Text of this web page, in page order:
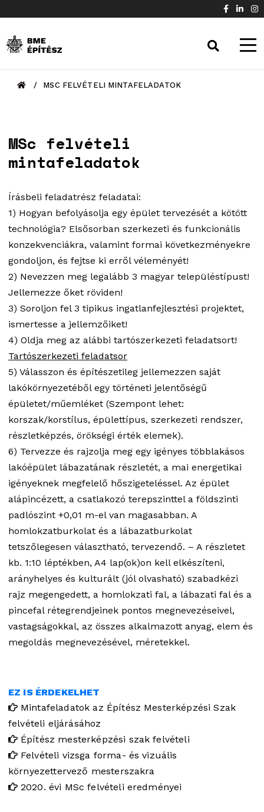
/ MSC FELVÉTELI MINTAFELADATOK
MSc felvételi
mintafeladatok
Írásbeli feladatrész feladatai:
1) Hogyan befolyásolja egy épület tervezését a kötött
technológia? Elsősorban szerkezeti és funkcionális
konzekvenciákra, valamint formai következményekre
gondoljon, és fejtse ki erről véleményét!
2) Nevezzen meg legalább 3 magyar településtípust!
Jellemezze őket röviden!
3) Soroljon fel 3 tipikus ingatlanfejlesztési projektet,
ismertesse a jellemzőiket!
4) Oldja meg az alábbi tartószerkezeti feladatsort!
Tartószerkezeti feladatsor
5) Válasszon és építészetileg jellemezzen saját
lakókörnyezetéből egy történeti jelentőségű
épületet/műemléket (Szempont lehet:
korszak/korstílus, épülettípus, szerkezeti rendszer,
részletképzés, örökségi érték elemek).
6) Tervezze és rajzolja meg egy igényes többlakásos
lakóépület lábazatának részletét, a mai energetikai
igényeknek megfelelő hőszigeteléssel. Az épület
alápincézett, a csatlakozó terepszinttel a földszinti
padlószint +0,01 m-el van magasabban. A
homlokzatburkolat és a lábazatburkolat
tetszőlegesen választható, tervezendő. – A részletet
kb. 1:10 léptékben, A4 lap(ok)on kell elkészíteni,
arányhelyes és kulturált (jól olvasható) szabadkézi
rajz megengedett, a homlokzati fal, a lábazati fal és a
pincefal rétegrendjeinek pontos megnevezéseivel,
vastagságokkal, az összes alkalmazott anyag, elem és
megoldás megnevezésével, méretekkel.
EZ IS ÉRDEKELHET
Mintafeladatok az Építész Mesterképzési Szak
felvételi eljárásához
Építész mesterképzési szak felvételi
Felvételi vizsga forma- és vizuális
környezettervező mesterszakra
2020. évi MSc felvételi eredményei